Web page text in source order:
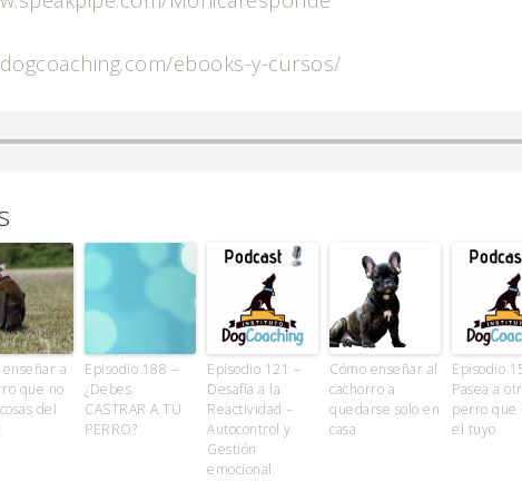
ebooks-y-cursos/
enseñar a
que no
del
Episodio 188 –
¿Debes
CASTRAR A TU
PERRO?
Episodio 121 –
Desafía a la
Reactividad –
Autocontrol y
Gestión
emocional
Cómo enseñar al
cachorro a
quedarse solo en
casa
Episodio
Pasea a
perro que
el tuyo